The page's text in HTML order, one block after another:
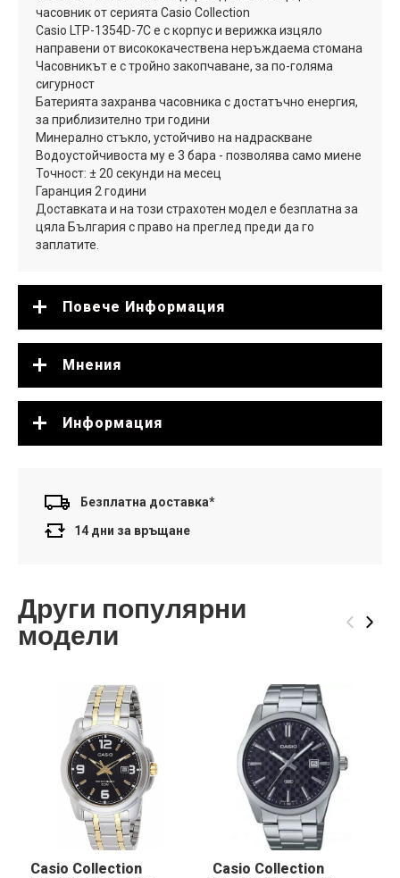
часовник от серията Casio Collection
Casio LTP-1354D-7C е с корпус и верижка изцяло
направени от висококачествена неръждаема стомана
Часовникът е с тройно закопчаване, за по-голяма
сигурност
Батерията захранва часовника с достатъчно енергия,
за приблизително три години
Минерално стъкло, устойчиво на надраскване
Водоустойчивоста му е 3 бара - позволява само миене
Точност: ± 20 секунди на месец
Гаранция 2 години
Доставката и на този страхотен модел е безплатна за
цяла България с право на преглед преди да го
заплатите.
Повече Информация
Мнения
Информация
Безплатна доставка*
14 дни за връщане
Други популярни
модели ‹ ›
Casio Collection
Casio Collection